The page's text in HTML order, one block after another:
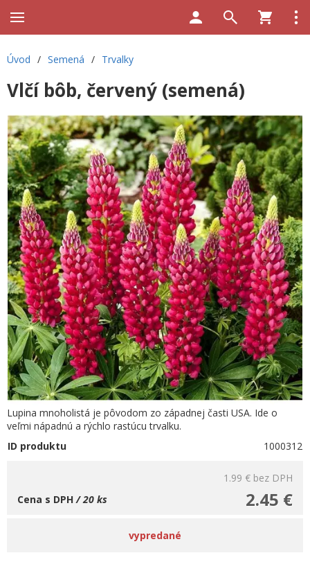
Úvod / Semená / Trvalky
Vlčí bôb, červený (semená)
Lupina mnoholistá je pôvodom zo západnej časti USA. Ide o
veľmi nápadnú a rýchlo rastúcu trvalku.
ID produktu
1000312
1.99 € bez DPH
2.45 €
Cena s DPH/ 20 ks
vypredané